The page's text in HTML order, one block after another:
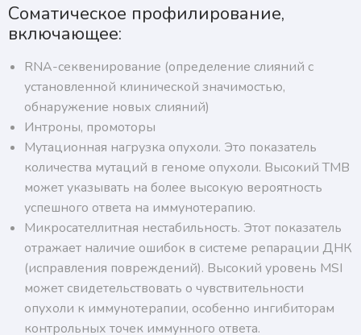
Соматическое профилирование,
включающее:
RNA-секвенирование (определение слияний с
установленной клинической значимостью,
обнаружение новых слияний)
Интроны, промоторы
Мутационная нагрузка опухоли. Это показатель
количества мутаций в геноме опухоли. Высокий TMB
может указывать на более высокую вероятность
успешного ответа на иммунотерапию.
Микросателлитная нестабильность. Этот показатель
отражает наличие ошибок в системе репарации ДНК
(исправления повреждений). Высокий уровень MSI
может свидетельствовать о чувствительности
опухоли к иммунотерапии, особенно ингибиторам
контрольных точек иммунного ответа.